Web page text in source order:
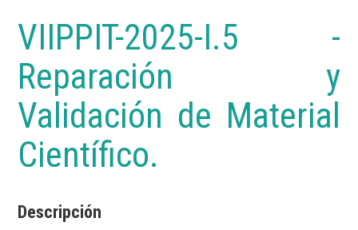
VIIPPIT-2025-I.5 -
Reparación y
Validación de Material
Científico.
Descripción